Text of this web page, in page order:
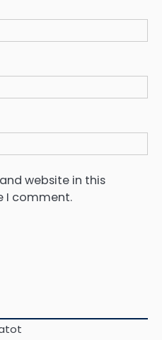
website in this
I comment.